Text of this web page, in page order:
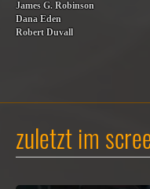
James G. Robinson
Dana Eden
Robert Duvall
zuletzt im